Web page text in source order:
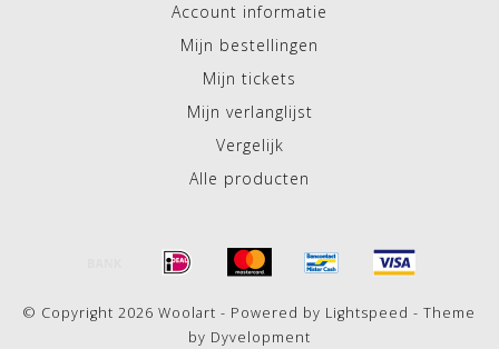
Account informatie
Mijn bestellingen
Mijn tickets
Mijn verlanglijst
Vergelijk
Alle producten
© Copyright 2026 Woolart - Powered by Lightspeed - Theme
by Dyvelopment